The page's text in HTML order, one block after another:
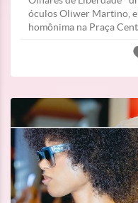
óculos Oliwer Martino,
homônima na Praça